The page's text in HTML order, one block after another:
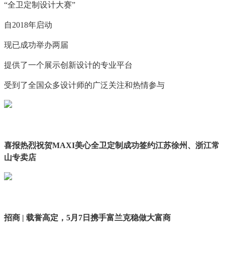
“全卫定制设计大赛”
自2018年启动
现已成功举办两届
提供了一个展示创新设计的专业平台
受到了全国众多设计师的广泛关注和热情参与
喜报热烈祝贺MAXI美心全卫定制成功签约江苏徐州、浙江常
山专卖店
招商 | 载誉高定，5月7日携手富兰克稳做大富商